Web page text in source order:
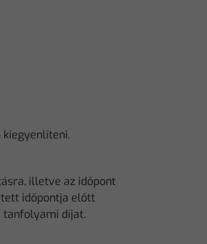
illetve az időpont
időpontja előtt
tanfolyami díjat.